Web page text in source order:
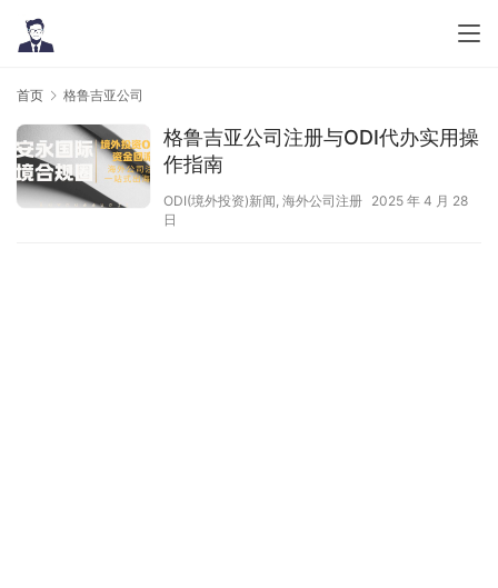
首页 格鲁吉亚公司
格鲁吉亚公司注册与ODI代办实用操
作指南
ODI(境外投资)新闻, 海外公司注册 2025 年 4 月 28
日